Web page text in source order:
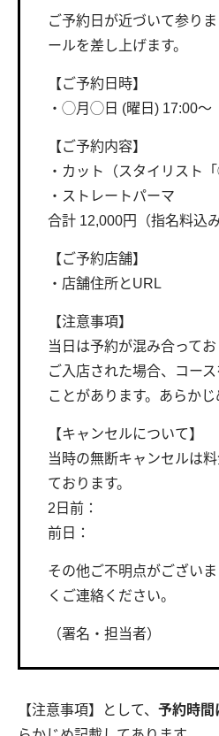
ご予約日が近づいて参り
ールを差し上げます。
【ご予約日時】
・◯月◯日 (曜日) 17:00〜
【ご予約内容】
・カット（スタイリスト
・ストレートパーマ
合計 12,000円（指名料込み
【ご予約店舗】
・店舗住所とURL
【注意事項】
当日は予約が混み合って
ご入店された場合、コー
ことがあります。あらかじ
【キャンセルについて】
当時の無断キャンセルは
ております。
2日前：
前日：
その他ご不明点がござい
くご連絡ください。
（署名・担当者）
【注意事項】として、 予約時間